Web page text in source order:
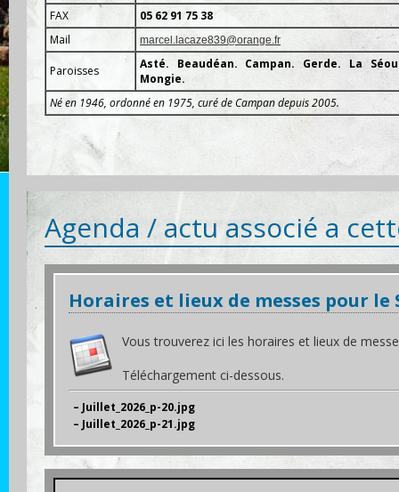
FAX
05 62 91 75 38
Mail
marcel.lacaze839@orange.fr
Paroisses
Asté. Beaudéan. Campan. Gerde. La
Mongie.
Né en 1946, ordonné en 1975, curé de Campan depuis 2005.
Agenda / actu associé a
Horaires et lieux de messes pour
Vous trouverez ici les horaires et lieux de
Téléchargement ci-dessous.
– Juillet_2026_p-20.jpg
– Juillet_2026_p-21.jpg